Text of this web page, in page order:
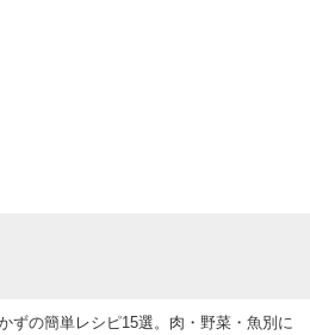
ずの簡単レシピ15選。肉・野菜・魚別に